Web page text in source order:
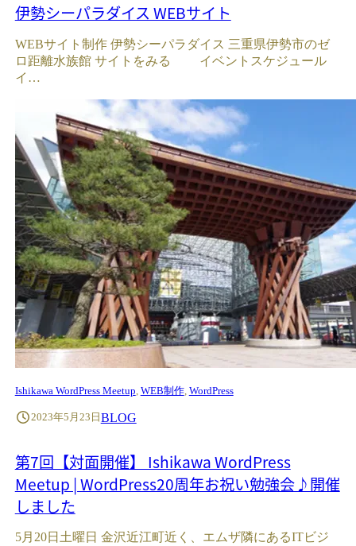
伊勢シーパラダイス WEBサイト
WEBサイト制作 伊勢シーパラダイス 三重県伊勢市のゼ
ロ距離水族館 サイトをみる イベントスケジュール
イ…
Ishikawa WordPress Meetup WEB制作, WordPress
2023年5月23日 BLOG
第7回【対面開催】 Ishikawa WordPress
Meetup | WordPress20周年お祝い勉強会♪開催
しました
5月20日土曜日 金沢近江町近く、エムザ隣にあるITビジ